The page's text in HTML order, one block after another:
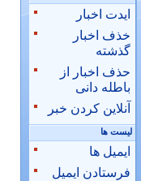
ایدت اخبار
خذف اخبار
گذشته
حذف اخبار از
باطله دانی
آنلاین کردن خبر
ليست ها
ایمیل ها
فرستادن ایمیل